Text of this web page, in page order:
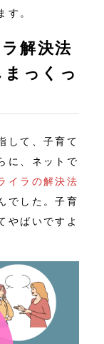
す。
解決法
っくっ
して、子育て
に、ネットで
イラの解決法
でした。子育
やばいですよ